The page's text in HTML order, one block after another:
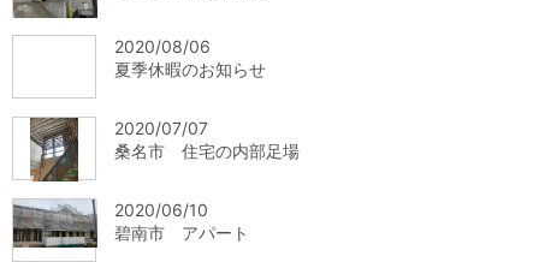
2020/08/06
夏季休暇のお知らせ
2020/07/07
桑名市 住宅の内部足場
2020/06/10
碧南市 アパート